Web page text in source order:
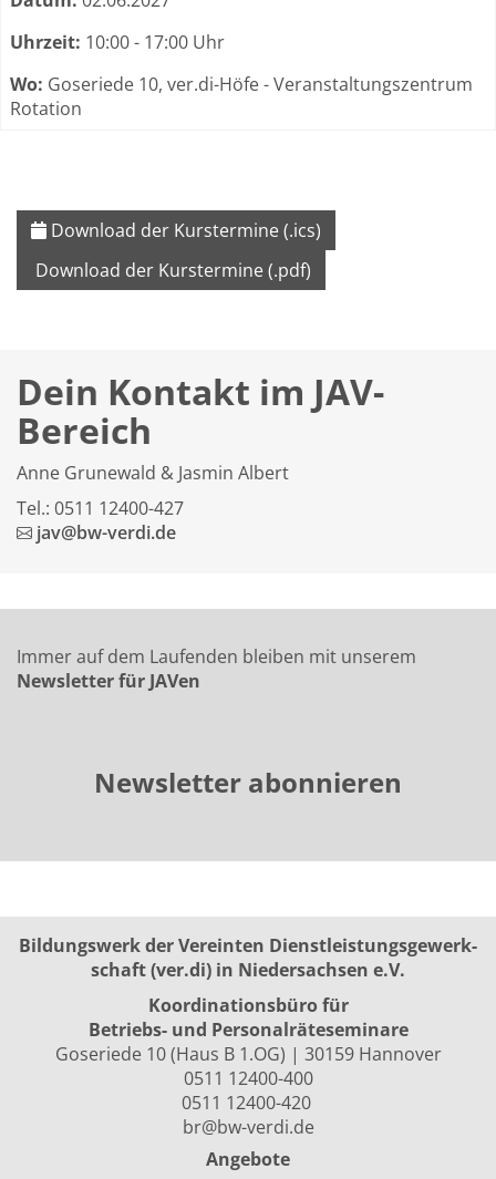
Uhrzeit: 10:00 - 17:00 Uhr
Wo: Goseriede 10, ver.di-Höfe - Veranstaltungszentrum
Rotation
Download der Kurstermine (.ics)
Download der Kurstermine (.pdf)
Dein Kontakt im JAV-
Bereich
Anne Grunewald & Jasmin Albert
Tel.: 0511 12400-427
jav@bw-verdi.de
Immer auf dem Laufenden bleiben mit unserem
Newsletter für JAVen
Newsletter abonnieren
Bildungswerk der Vereinten Dienst­leis­tungs­ge­werk­
schaft (ver.di) in Niedersachsen e.V.
Koordinationsbüro für
Betriebs- und Personalräte­seminare
Goseriede 10 (Haus B 1.OG) | 30159 Hannover
0511 12400-400
0511 12400-420
br@bw-verdi.de
Angebote